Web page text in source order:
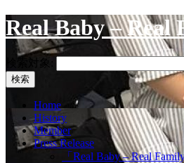
Real Baby – Real
検索対象:
Home
History
Member
Press Release
「Real Baby – Real